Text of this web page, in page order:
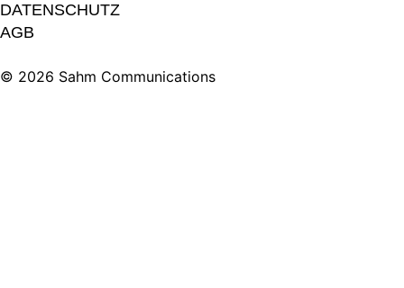
DATENSCHUTZ
AGB
© 2026 Sahm Communications